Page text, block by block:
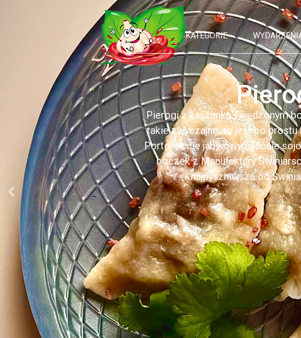
KATEGORIE
Pierogi z kaszanką i wędzonym
takie zwyczajne, to jest po
Porto, occie jabłkowym, sosie
boczek z Manufaktury
najpyszniejsza od